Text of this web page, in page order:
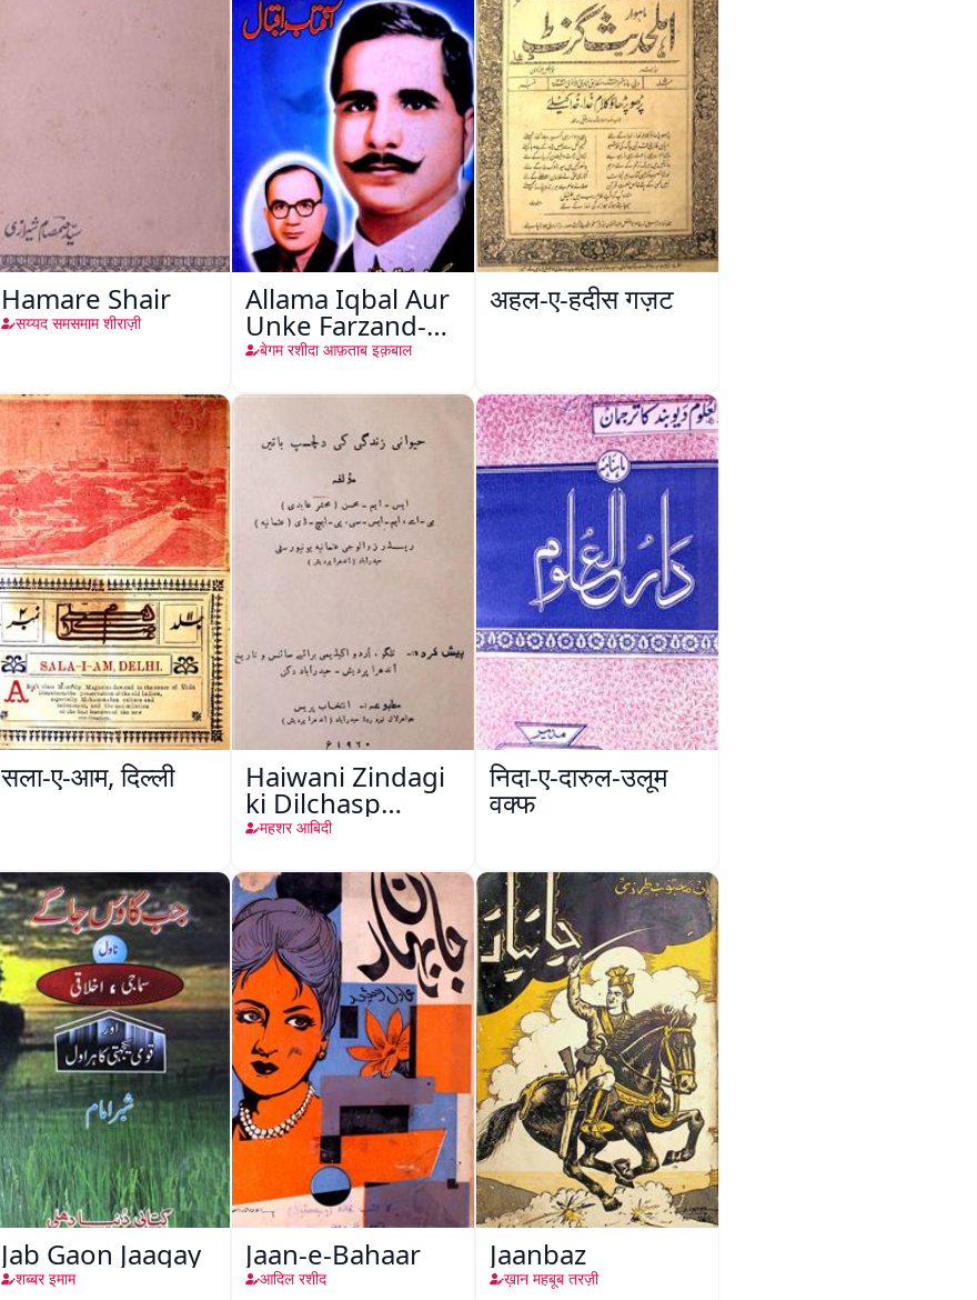
Hamare Shair
सय्यद समसमाम शीराज़ी
Allama Iqbal Aur
Unke Farzand-e-
Akabar Aftab
बेगम रशीदा आफ़ताब इक़बाल
अहल-ए-हदीस गज़ट
सला-ए-आम, दिल्ली Haiwani Zindagi
ki Dilchasp
Baatein
महशर आबिदी
निदा-ए-दारुल-उलूम
वक्फ
Jab Gaon Jaagay
शब्बर इमाम
Jaan-e-Bahaar
आदिल रशीद
Jaanbaz
ख़ान महबूब तरज़ी